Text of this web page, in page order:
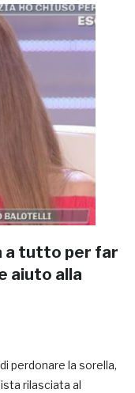
a tutto per far
aiuto alla
perdonare la sorella,
rilasciata al